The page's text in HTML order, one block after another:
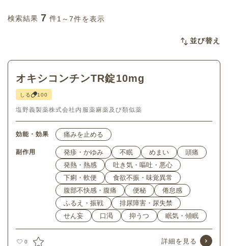
検索結果 7 件1～7件を表示
並び替え
0
オキシコンチンTR錠10mg
しる 100
塩野義製薬株式会社 内服薬麻薬及び類似薬
効能・効果 痛みを止める
副作用 発疹・かゆみ 不眠 めまい
頭痛
発熱・熱感
吐き気・嘔吐・悪心
下痢・軟便
食欲不振・味覚異常
腹部不快感・腹痛
便秘
倦怠感
ふるえ・振戦
排尿障害・尿失禁
せん妄
口渇 抑うつ 眠気・傾眠
詳細を見る